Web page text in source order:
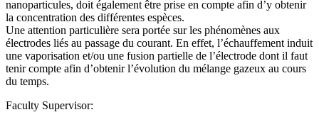
nanoparticules, doit également être prise en compte afin d’y obtenir
la concentration des différentes espèces.
Une attention particulière sera portée sur les phénomènes aux
électrodes liés au passage du courant. En effet, l’échauffement induit
une vaporisation et/ou une fusion partielle de l’électrode dont il faut
tenir compte afin d’obtenir l’évolution du mélange gazeux au cours
du temps.
Faculty Supervisor: